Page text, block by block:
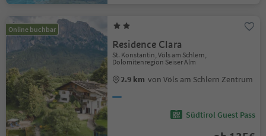
Online buchbar
Residence Clara
St. Konstantin, Völs am Schlern,
Dolomitenregion Seiser Alm
2.9 km von Völs am Schlern Zentrum
Südtirol Guest Pass